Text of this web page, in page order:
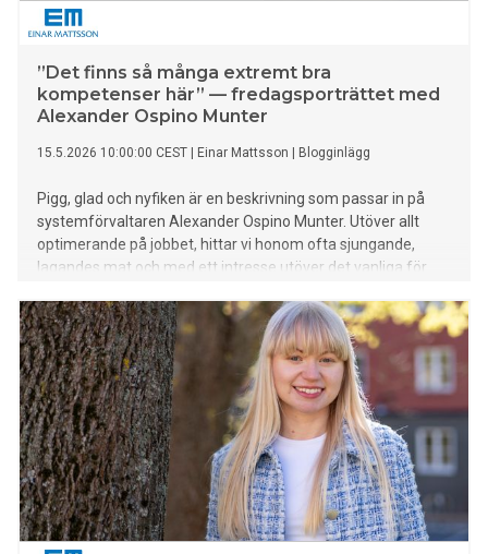
”Det finns så många extremt bra
kompetenser här” — fredagsporträttet med
Alexander Ospino Munter
15.5.2026 10:00:00 CEST Einar Mattsson Blogginlägg
Pigg, glad och nyfiken är en beskrivning som passar in på
systemförvaltaren Alexander Ospino Munter. Utöver allt
optimerande på jobbet, hittar vi honom ofta sjungande,
lagandes mat och med ett intresse utöver det vanliga för
omtänksam kollega. Han blir inspirerad varje dag på jobbet
och då särskilt av sin kompetenta chef. Lär känna Alexander
i dagens fredagsporträtt: